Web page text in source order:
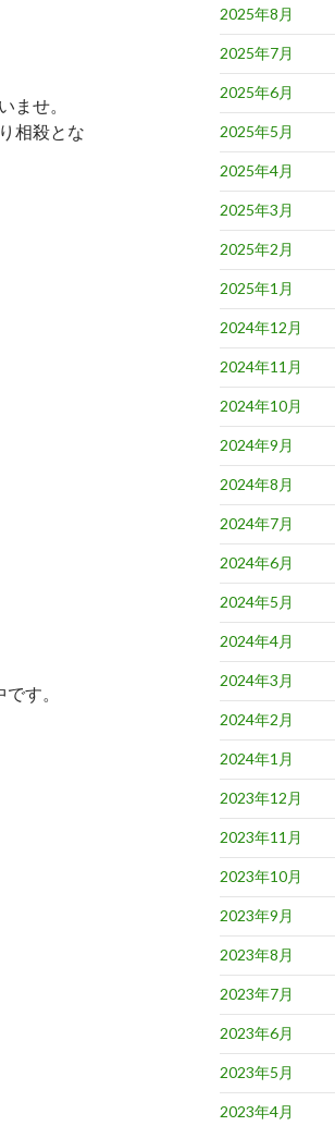
ませ。
相殺とな
す。
2025年8月
2025年7月
2025年6月
2025年5月
2025年4月
2025年3月
2025年2月
2025年1月
2024年12月
2024年11月
2024年10月
2024年9月
2024年8月
2024年7月
2024年6月
2024年5月
2024年4月
2024年3月
2024年2月
2024年1月
2023年12月
2023年11月
2023年10月
2023年9月
2023年8月
2023年7月
2023年6月
2023年5月
2023年4月